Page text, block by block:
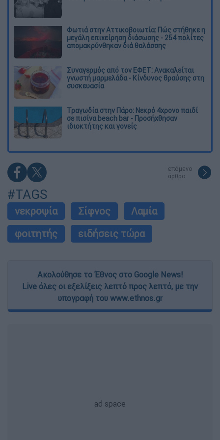
Φωτιά στην Αττικοβοιωτία: Πώς στήθηκε η
μεγάλη επιχείρηση διάσωσης - 254 πολίτες
απομακρύνθηκαν διά θαλάσσης
Συναγερμός από τον ΕΦΕΤ: Ανακαλείται
γνωστή μαρμελάδα - Κίνδυνος θραύσης στη
συσκευασία
Τραγωδία στην Πάρο: Νεκρό 4χρονο παιδί
σε πισίνα beach bar - Προσήχθησαν
ιδιοκτήτης και γονείς
επόμενο
άρθρο
#TAGS
νεκροψία Σίφνος
Λαμία
φοιτητής
ειδήσεις τώρα
Ακολούθησε το Έθνος στο Google News!
Live όλες οι εξελίξεις λεπτό προς λεπτό, με την
υπογραφή του www.ethnos.gr